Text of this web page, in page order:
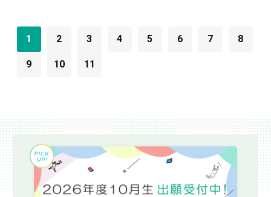
1 2 3 4 5 6 7 8
9 10 11